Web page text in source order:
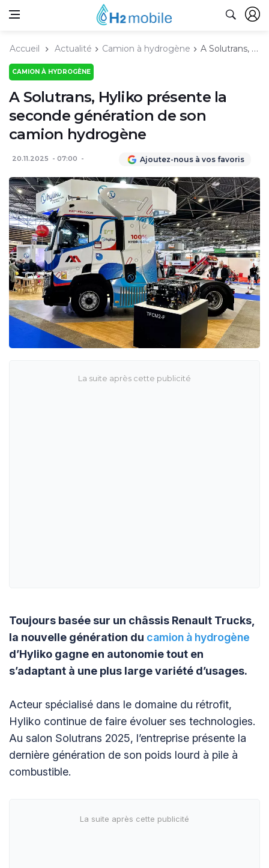
Accueil Actualité Camion à hydrogène A Solutrans, Hyliko présente la seconde génération de son camion hydrogène
CAMION À HYDROGÈNE
A Solutrans, Hyliko présente la
seconde génération de son
camion hydrogène
20.11.2025 07:00 Ajoutez-nous à vos favoris
Toujours basée sur un châssis Renault Trucks,
la nouvelle génération du camion à hydrogène
d’Hyliko gagne en autonomie tout en
s’adaptant à une plus large variété d’usages.
Acteur spécialisé dans le domaine du rétrofit,
Hyliko continue de faire évoluer ses technologies.
Au salon Solutrans 2025, l’entreprise présente la
dernière génération de son poids lourd à pile à
combustible.